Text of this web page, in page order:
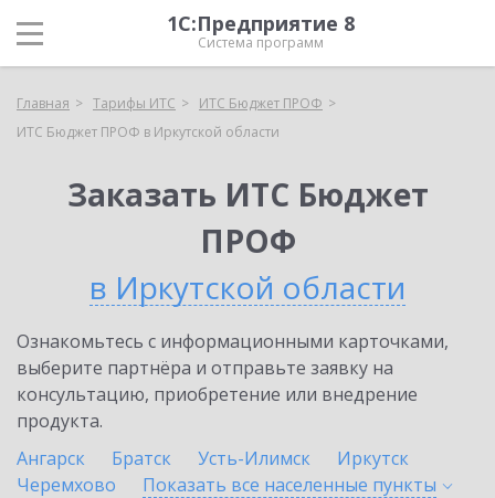
1С:Предприятие 8
Система программ
Главная Тарифы ИТС
ИТС Бюджет ПРОФ
ИТС Бюджет ПРОФ в Иркутской области
Заказать ИТС Бюджет
ПРОФ
в Иркутской области
Ознакомьтесь с информационными карточками,
выберите партнёра и отправьте заявку на
консультацию, приобретение или внедрение
продукта.
Ангарск
Братск Усть-Илимск
Иркутск
Черемхово
Показать все населенные пункты